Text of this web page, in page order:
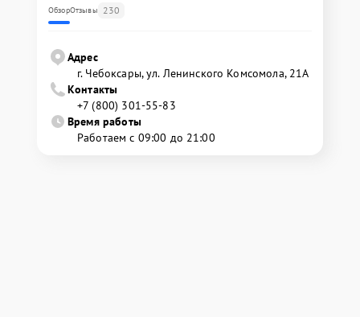
ОбзорОтзывы 230
Адрес
г. Чебоксары, ул. Ленинского Комсомола, 21А
Контакты
+7 (800) 301-55-83
Время работы
Работаем с 09:00 до 21:00